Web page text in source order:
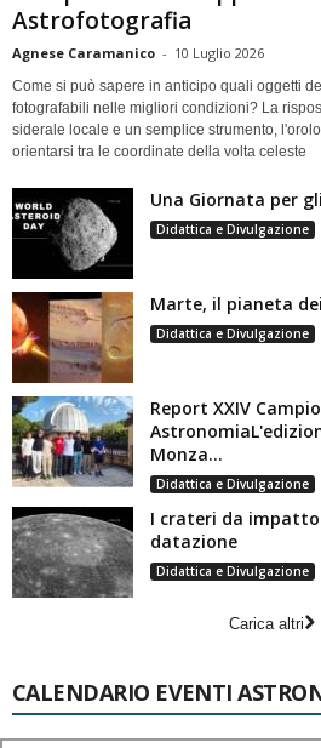
Astrofotografia
Agnese Caramanico - 10 Luglio 2026
Come si può sapere in anticipo quali oggetti
fotografabili nelle migliori condizioni? La
siderale locale e un semplice strumento,
orientarsi tra le coordinate della volta celeste
Una Giornata per
Didattica e Divulgazione
Marte, il pianeta
Didattica e Divulgazione
Report XXIV
Monza...
Didattica e Divulgazione
I crateri da
datazione
Didattica e Divulgazione
Carica altri
CALENDARIO EVENTI